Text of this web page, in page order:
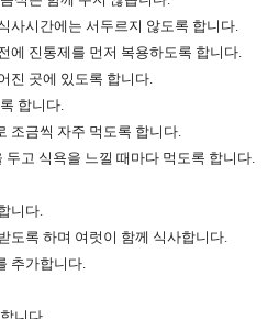
사시간에는 서두르지 않도록 합니다.
에 진통제를 먼저 복용하도록 합니다.
진 곳에 있도록 합니다.
합니다.
조금씩 자주 먹도록 합니다.
두고 식욕을 느낄 때마다 먹도록 합니다.
니다.
도록 하며 여럿이 함께 식사합니다.
추가합니다.